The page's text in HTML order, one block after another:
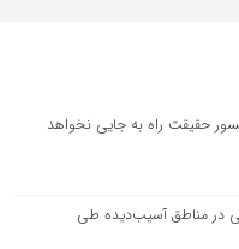
حقیقت راه به جایی نخواهد
در مناطق آسیب‌دیده طی